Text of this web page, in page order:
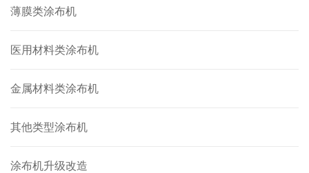
薄膜类涂布机
医用材料类涂布机
金属材料类涂布机
其他类型涂布机
涂布机升级改造